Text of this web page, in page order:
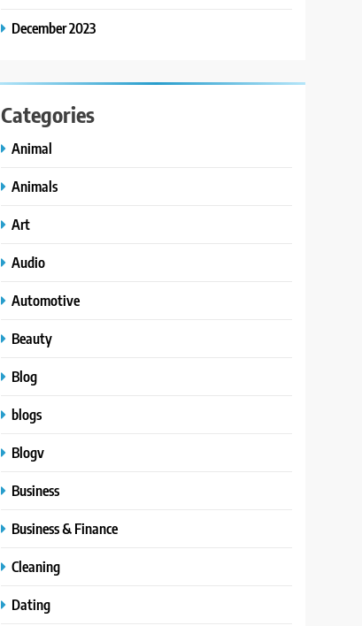
December 2023
Categories
Animal
Animals
Art
Audio
Automotive
Beauty
Blog
blogs
Blogv
Business
Business & Finance
Cleaning
Dating